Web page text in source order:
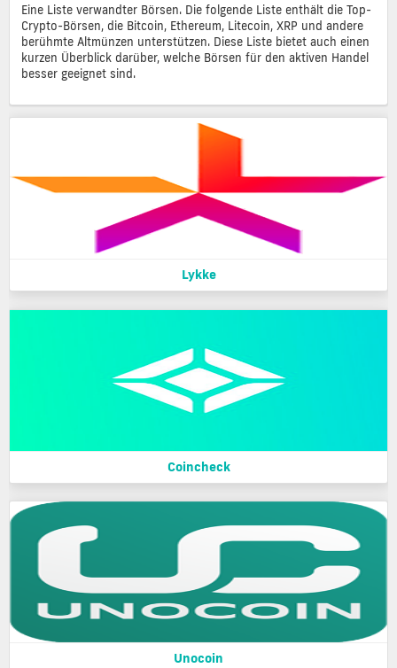
Eine Liste verwandter Börsen. Die folgende Liste enthält die Top-
Crypto-Börsen, die Bitcoin, Ethereum, Litecoin, XRP und andere
berühmte Altmünzen unterstützen. Diese Liste bietet auch einen
kurzen Überblick darüber, welche Börsen für den aktiven Handel
besser geeignet sind.
Lykke
Coincheck
Unocoin